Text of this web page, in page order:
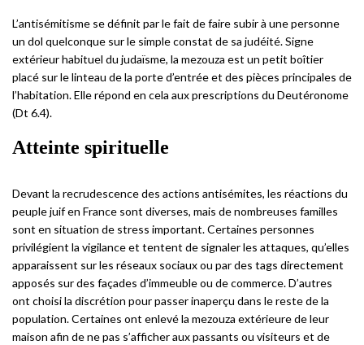
L’antisémitisme se définit par le fait de faire subir à une personne
un dol quelconque sur le simple constat de sa judéité. Signe
extérieur habituel du judaïsme, la mezouza est un petit boîtier
placé sur le linteau de la porte d’entrée et des pièces principales de
l’habitation. Elle répond en cela aux prescriptions du Deutéronome
(Dt 6.4).
Atteinte spirituelle
Devant la recrudescence des actions antisémites, les réactions du
peuple juif en France sont diverses, mais de nombreuses familles
sont en situation de stress important. Certaines personnes
privilégient la vigilance et tentent de signaler les attaques, qu’elles
apparaissent sur les réseaux sociaux ou par des tags directement
apposés sur des façades d’immeuble ou de commerce. D’autres
ont choisi la discrétion pour passer inaperçu dans le reste de la
population. Certaines ont enlevé la mezouza extérieure de leur
maison afin de ne pas s’afficher aux passants ou visiteurs et de